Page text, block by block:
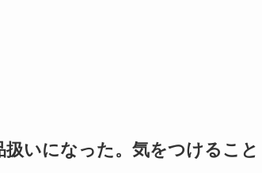
いになった。気をつけること